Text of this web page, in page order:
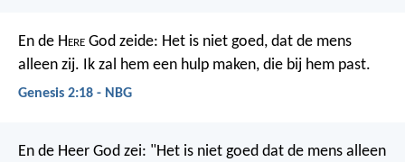
En de Here God zeide: Het is niet goed, dat de mens
alleen zij. Ik zal hem een hulp maken, die bij hem past.
Genesis 2:18 - NBG
En de Heer God zei: "Het is niet goed dat de mens alleen